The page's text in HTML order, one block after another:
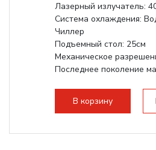
Лазерный излучатель:
Система охлаждения:
Чиллер
Подъемный стол: 25см
Механическое
Последнее поколение
В корзину